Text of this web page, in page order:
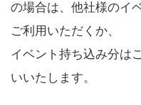
の場合は、他社様のイ
ご利用いただくか、
イベント持ち込み分は
いいたします。